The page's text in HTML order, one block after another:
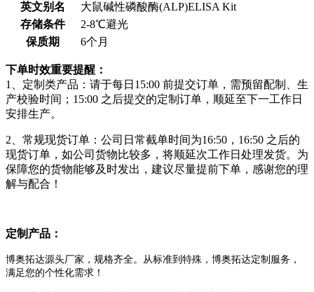
英文别名
大鼠碱性磷酸酶(ALP)ELISA Kit
存储条件
2-8℃避光
保质期
6个月
下单时效重要提醒：
1、定制类产品：请于每日15:00 前提交订单，需预留配制、生
产校验时间；15:00 之后提交的定制订单，顺延至下一工作日
安排生产。
2、常规现货订单：公司日常截单时间为16:50，16:50 之后的
现货订单，如公司货物比较多，将顺延次工作日处理发货。为
保障您的货物能够及时发出，建议尽量提前下单，感谢您的理
解与配合！
定制产品：
博奥拓达源头厂家，规格齐全。从标准到特殊，博奥拓达定制服务，
满足您的个性化需求！